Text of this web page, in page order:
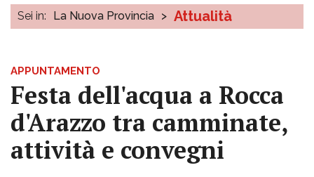
Sei in: La Nuova Provincia > Attualità
APPUNTAMENTO
Festa dell'acqua a Rocca
d'Arazzo tra camminate,
attività e convegni